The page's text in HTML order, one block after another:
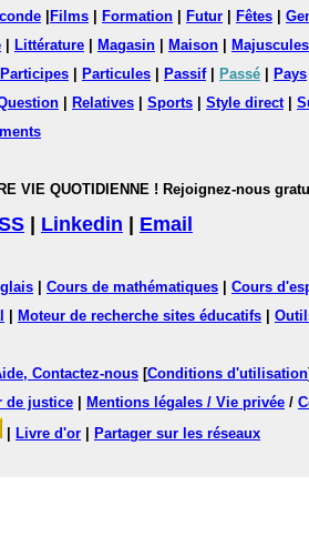
Films Formation Futur Fêtes
Littérature Magasin Maison Majuscules
Participes Particules Passif| Passé Pays
Relatives Sports Style direct|
VIE QUOTIDIENNE ! Rejoignez-nous
Linkedin Email
Cours de mathématiques Cours
Moteur de recherche sites éducatifs
Contactez-nous [Conditions d'utilisation
de justice
Mentions légales / Vie privée /
Livre d'or Partager sur les réseaux